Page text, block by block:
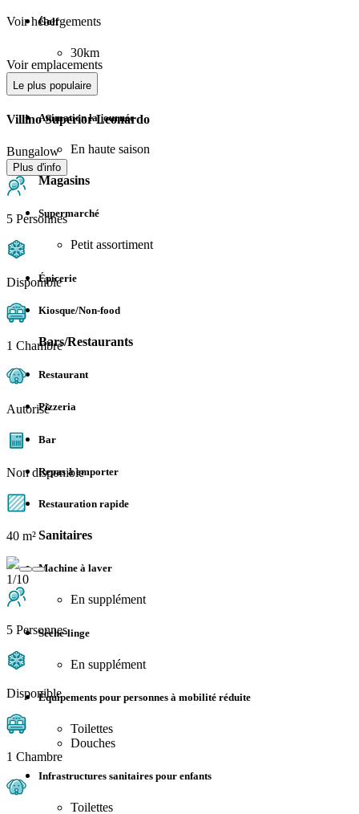
Golf
30km
Animation
Animation la journée
En haute saison
Magasins
Supermarché
Petit assortiment
Épicerie
Kiosque/Non-food
Bars/Restaurants
Restaurant
Pizzeria
Bar
Repas à emporter
Restauration rapide
Sanitaires
Machine à laver
En supplément
Sèche-linge
En supplément
Équipements pour personnes à mobilité réduite
Toilettes
Douches
Infrastructures sanitaires pour enfants
Toilettes
Voir hébergements
Voir emplacements
Le plus populaire
Villino Superior Leonardo
Bungalow
Plus d'info
5 Personnes
Disponible
1 Chambre
Autorisé
Non disponible
40 m²
1/10
5 Personnes
Disponible
1 Chambre